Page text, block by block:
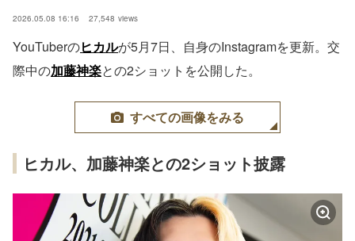
2026.05.08 16:16 27,548 views
YouTuberのヒカルが5月7日、自身のInstagramを更新。交
際中の加藤神楽との2ショットを公開した。
すべての画像をみる
ヒカル、加藤神楽との2ショット披露